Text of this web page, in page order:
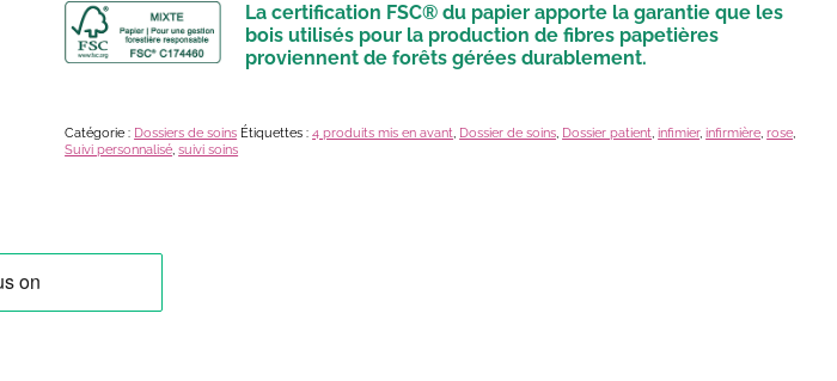
La certification FSC® du papier apporte la garantie que les
bois utilisés pour la production de fibres papetières
proviennent de forêts gérées durablement.
Catégorie : Dossiers de soins Étiquettes :4 produits mis en avant Dossier de soins Dossier patient ,infimier,infirmière ,rose
Suivi personnalisé ,suivi soins